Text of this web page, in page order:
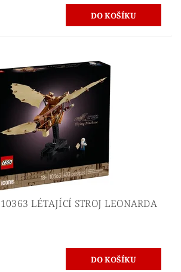
LÉTAJÍCÍ STROJ LEONARDA